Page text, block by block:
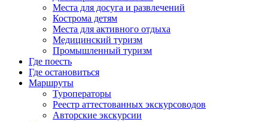
Места для досуга и развлечений
Кострома детям
Места для активного отдыха
Медицинский туризм
Промышленный туризм
Где поесть
Где остановиться
Маршруты
Туроператоры
Реестр аттестованных экскурсоводов
Авторские экскурсии